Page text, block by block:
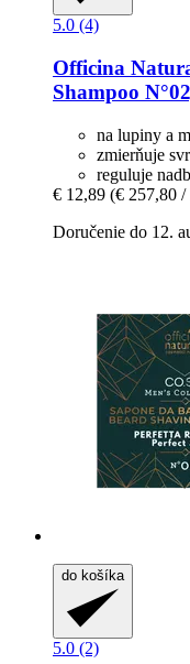
5.0 (4)
Officina
Shampoo
na lupiny a
zmierňuje
reguluje
€ 12,89 (€ 257,80 /
Doručenie do 12.
do košíka
5.0 (2)